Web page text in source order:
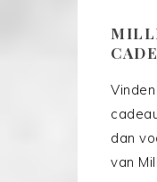
dan
van